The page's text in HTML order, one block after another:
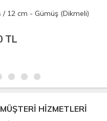
/ 20 cm - Gümüş (Dikmeli)
TL
MÜŞTERİ HİZMETLERİ